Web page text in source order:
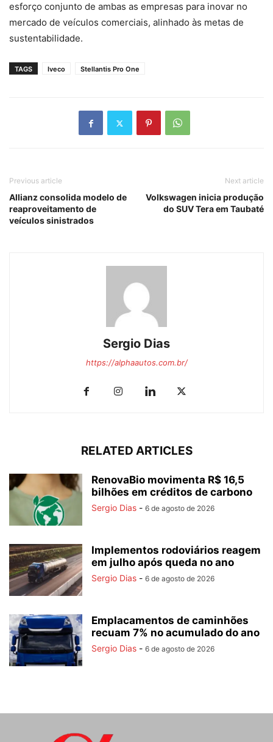
esforço conjunto de ambas as empresas para inovar no
mercado de veículos comerciais, alinhado às metas de
sustentabilidade.
TAGS Iveco Stellantis Pro One
Previous article
Allianz consolida modelo de
reaproveitamento de
veículos sinistrados
Next article
Volkswagen inicia produção
do SUV Tera em Taubaté
Sergio Dias
https://alphaautos.com.br/
RELATED ARTICLES
RenovaBio movimenta R$ 16,5
bilhões em créditos de carbono
Sergio Dias - 6 de agosto de 2026
Implementos rodoviários reagem
em julho após queda no ano
Sergio Dias - 6 de agosto de 2026
Emplacamentos de caminhões
recuam 7% no acumulado do ano
Sergio Dias - 6 de agosto de 2026